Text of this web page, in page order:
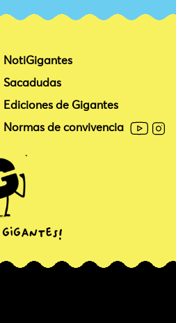
NotiGigantes
Sacadudas
Ediciones de Gigantes
Normas de convivencia